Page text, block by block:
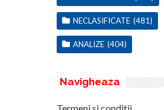
NECLASIFICATE (481)
ANALIZE (404)
Navigheaza